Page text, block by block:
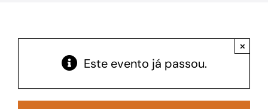
Este evento já passou.
×